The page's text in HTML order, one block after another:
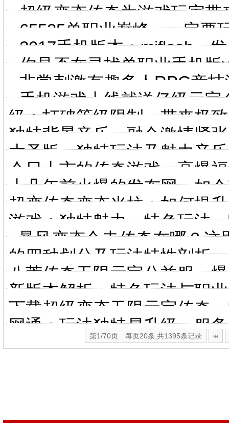
超级变态传奇为游戏玩家带
65535单职业巅峰，一定要
2017手机版本：miflash、
你是否在寻找单职业手机版
非常刺激有趣多人RPG竞
手机游戏上线就送亿级元宝
级：打破等级限制，带来极
独特背景音乐，融合激情紧
大圣版：独特玩法及魅力音
今日上市的传奇游戏，高爆
十几年前火爆的发布网，如
超变传奇变态光柱：如何提
游戏：独特魅力、特色玩法
. 暴风变态合击传奇在哪？这
的四种划分及玩法特性剖析
八荒传奇无限元宝公益服，
新版本解析：特色玩法与职
下载超级变态无限元宝传奇
网通：玩法独特易升级，服
第1/70页 每页20条,共1395条记录